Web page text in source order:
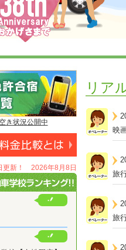
き状況公開中
更新！ 2026年8月8日
リア
映
旅
旅